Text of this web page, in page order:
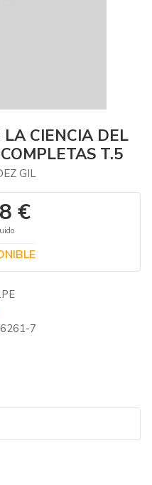
CIENCIA DEL
T.5
GIL
€
7